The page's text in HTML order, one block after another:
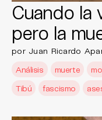
Cuando la
pero la
por Juan Ricardo
Análisis
muerte
Tibú
fascismo